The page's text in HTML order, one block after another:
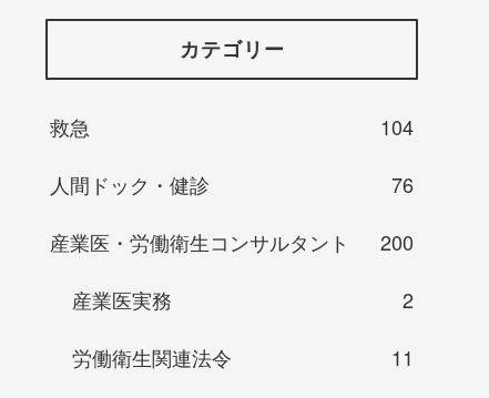
カテゴリー
救急
104
人間ドック・健診
76
産業医・労働衛生コンサルタント
200
産業医実務
2
労働衛生関連法令
11